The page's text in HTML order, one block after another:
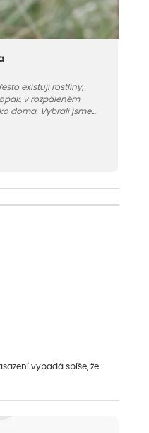
existují rostliny,
v rozpáleném
doma. Vybrali jsme
které to jsou.
vypadá spíše, že